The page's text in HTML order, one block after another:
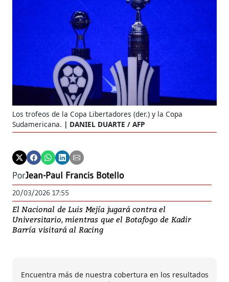
Los trofeos de la Copa Libertadores (der.) y la Copa
Sudamericana.
DANIEL DUARTE / AFP
PorJean-Paul Francis Botello
20/03/2026 17:55
El Nacional de Luis Mejía jugará contra el
Universitario, mientras que el Botafogo de Kadir
Barría visitará al Racing
Encuentra más de nuestra cobertura en los resultados